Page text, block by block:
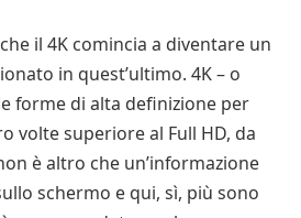
il 4K comincia a diventare un
in quest’ultimo. 4K – o
forme di alta definizione per
volte superiore al Full HD, da
è altro che un’informazione
schermo e qui, sì, più sono